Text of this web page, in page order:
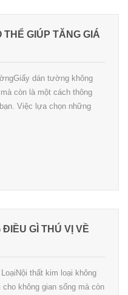
GIÚP TĂNG GIÁ
dán tường không
còn là một cách thông
Việc lựa chọn những
GÌ THÚ VỊ VỀ
thất kim loại không
không gian sống mà còn